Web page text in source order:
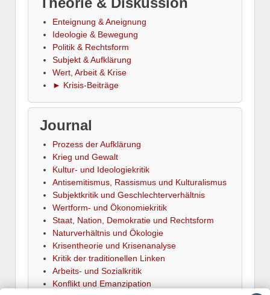
Enteignung & Aneignung
Ideologie & Bewegung
Politik & Rechtsform
Subjekt & Aufklärung
Wert, Arbeit & Krise
► Krisis-Beiträge
Journal
Prozess der Aufklärung
Krieg und Gewalt
Kultur- und Ideologiekritik
Antisemitismus, Rassismus und Kulturalismus
Subjektkritik und Geschlechterverhältnis
Wertform- und Ökonomiekritik
Staat, Nation, Demokratie und Rechtsform
Naturverhältnis und Ökologie
Krisentheorie und Krisenanalyse
Kritik der traditionellen Linken
Arbeits- und Sozialkritik
Konflikt und Emanzipation